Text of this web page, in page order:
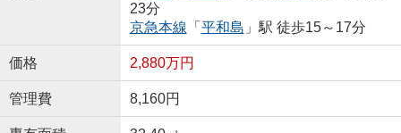
23分
京急本線 「 平和島 」駅 徒歩15～17分
価格 2,880万円
管理費 8,160円